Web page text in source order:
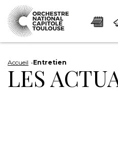
Panneau de gestion des
au
contenu
principal
la
navigation
la
Accueil Entretien
LES